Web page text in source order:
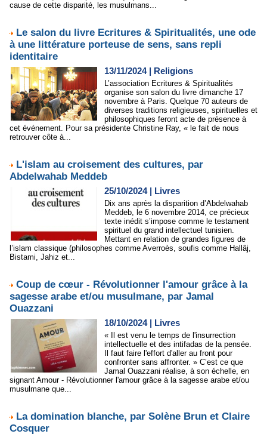
cause de cette disparité, les musulmans...
Le salon du livre Ecritures & Spiritualités, une ode
à une littérature porteuse de sens, sans repli
identitaire
13/11/2024| Religions
L’association Ecritures & Spiritualités
organise son salon du livre dimanche 17
novembre à Paris. Quelque 70 auteurs de
diverses traditions religieuses, spirituelles et
philosophiques feront acte de présence à
cet événement. Pour sa présidente Christine Ray, « le fait de nous
retrouver côte à...
L'islam au croisement des cultures, par
Abdelwahab Meddeb
25/10/2024| Livres
Dix ans après la disparition d’Abdelwahab
Meddeb, le 6 novembre 2014, ce précieux
texte inédit s’impose comme le testament
spirituel du grand intellectuel tunisien.
Mettant en relation de grandes figures de
l’islam classique (philosophes comme Averroès, soufis comme Hallâj,
Bistami, Jahiz et...
Coup de cœur - Révolutionner l'amour grâce à la
sagesse arabe et/ou musulmane, par Jamal
Ouazzani
18/10/2024| Livres
« Il est venu le temps de l'insurrection
intellectuelle et des intifadas de la pensée.
Il faut faire l'effort d'aller au front pour
confronter sans affronter. » C’est ce que
Jamal Ouazzani réalise, à son échelle, en
signant Amour - Révolutionner l'amour grâce à la sagesse arabe et/ou
musulmane que...
La domination blanche, par Solène Brun et Claire
Cosquer